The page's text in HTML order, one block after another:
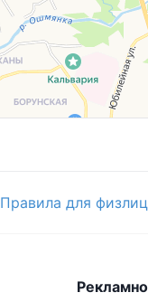
Правила для физлиц